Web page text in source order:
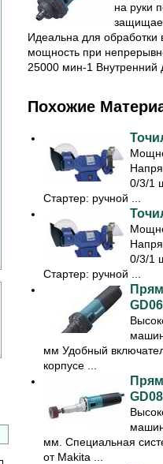
на руки
Идеальна для обработки
мощность при
25000 мин-1 Внутренний
Похожие
0/3/1
Стартер: ручной ...
0/3/1
Стартер: ручной ...
мм Удобный
корпусе ...
мм. Специальная
от Makita ...